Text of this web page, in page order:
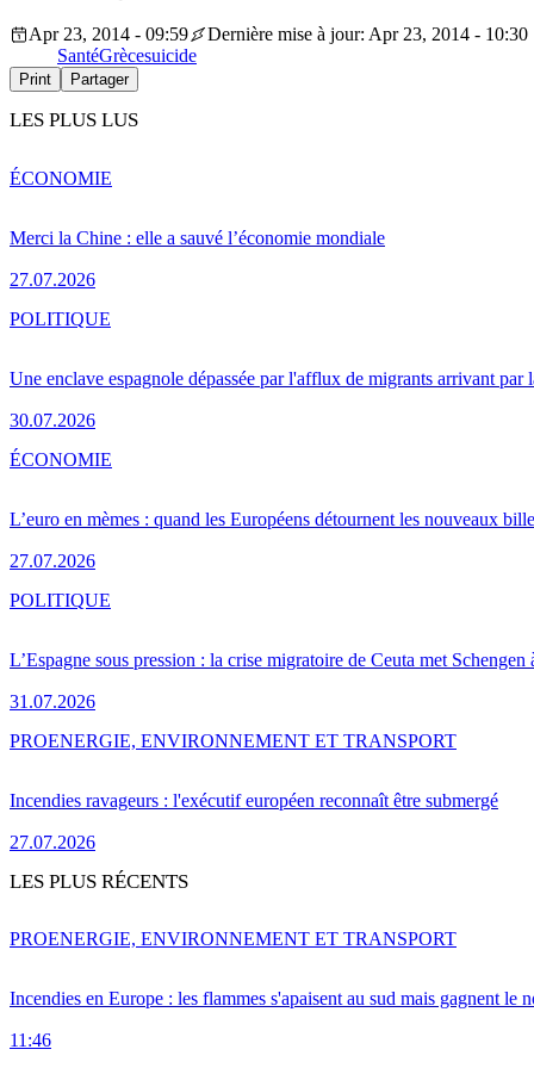
Apr 23, 2014 - 09:59
Dernière mise à jour: Apr 23, 2014 - 10:30
SantéGrècesuicide
Print Partager
LES PLUS LUS
Merci la Chine : elle a sauvé l’économie mondiale
27.07.2026
ÉCONOMIE
Une enclave espagnole dépassée par l'afflux de migrants arrivant par
30.07.2026
POLITIQUE
L’euro en mèmes : quand les Européens détournent les nouveaux
27.07.2026
ÉCONOMIE
L’Espagne sous pression : la crise migratoire de Ceuta met Schengen
31.07.2026
POLITIQUE
Incendies ravageurs : l'exécutif européen reconnaît être submergé
27.07.2026
PROENERGIE, ENVIRONNEMENT ET TRANSPORT
LES PLUS RÉCENTS
Incendies en Europe : les flammes s'apaisent au sud mais gagnent le
11:46
PROENERGIE, ENVIRONNEMENT ET TRANSPORT